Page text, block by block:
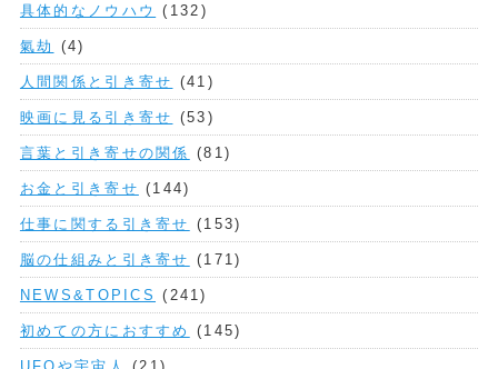
具体的なノウハウ (132)
氣劫 (4)
人間関係と引き寄せ (41)
映画に見る引き寄せ (53)
言葉と引き寄せの関係 (81)
お金と引き寄せ (144)
仕事に関する引き寄せ (153)
脳の仕組みと引き寄せ (171)
NEWS&TOPICS (241)
初めての方におすすめ (145)